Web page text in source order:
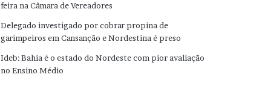
feira na Câmara de Vereadores
Delegado investigado por cobrar propina de
garimpeiros em Cansanção e Nordestina é preso
Ideb: Bahia é o estado do Nordeste com pior avaliação
no Ensino Médio